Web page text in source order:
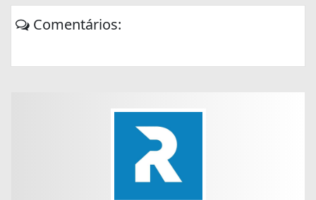
Comentários: